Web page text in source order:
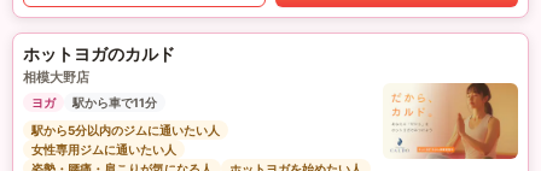
ホットヨガのカルド
相模大野店
ヨガ
駅から車で11分
駅から5分以内のジムに通いたい人
女性専用ジムに通いたい人